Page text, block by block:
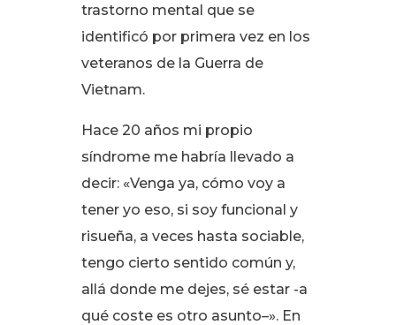
trastorno mental que se
identificó por primera vez en los
veteranos de la Guerra de
Vietnam.
Hace 20 años mi propio
síndrome me habría llevado a
decir: «Venga ya, cómo voy a
tener yo eso, si soy funcional y
risueña, a veces hasta sociable,
tengo cierto sentido común y,
allá donde me dejes, sé estar -a
qué coste es otro asunto–». En